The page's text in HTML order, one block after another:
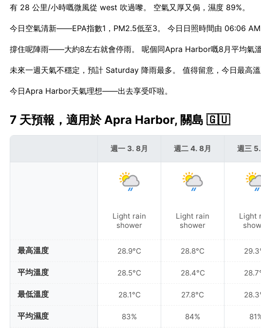
有 28 公里/小時嘅微風從 west 吹過嚟。 空氣又厚又侷，濕度 89%。
今日空氣清新——EPA指數1，PM2.5低至3。 今日日照時間由 06:06
撐住呢陣雨——大約8左右就會停雨。 呢個同Apra Harbor嘅8月平均氣溫
未來一週天氣不穩定，預計 Saturday 降雨最多。 值得留意，今日最高
今日Apra Harbor天氣理想——出去享受吓啦。
7 天預報，適用於 Apra Harbor, 關島 🇬🇺
最高溫度
平均溫度
最低溫度
平均濕度
週一 3. 8月
Light rain
shower
28.9°C
28.5°C
28.1°C
83%
週二 4. 8月
Light rain
shower
28.8°C
28.4°C
27.8°C
84%
週三
Light